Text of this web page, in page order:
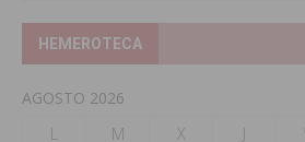
HEMEROTECA
AGOSTO 2026
L
M X J